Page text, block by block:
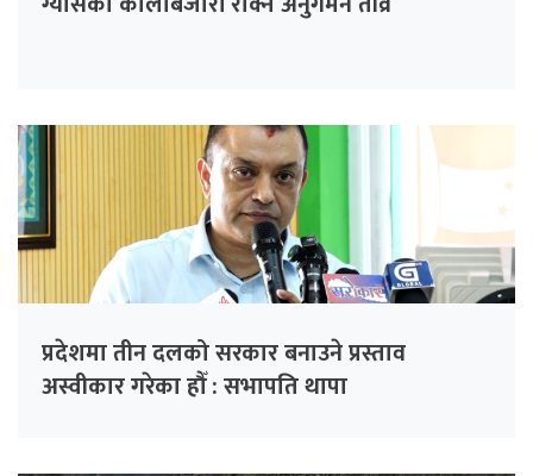
प्रदेशमा तीन दलको सरकार बनाउने प्रस्ताव
अस्वीकार गरेका हौँ : सभापति थापा